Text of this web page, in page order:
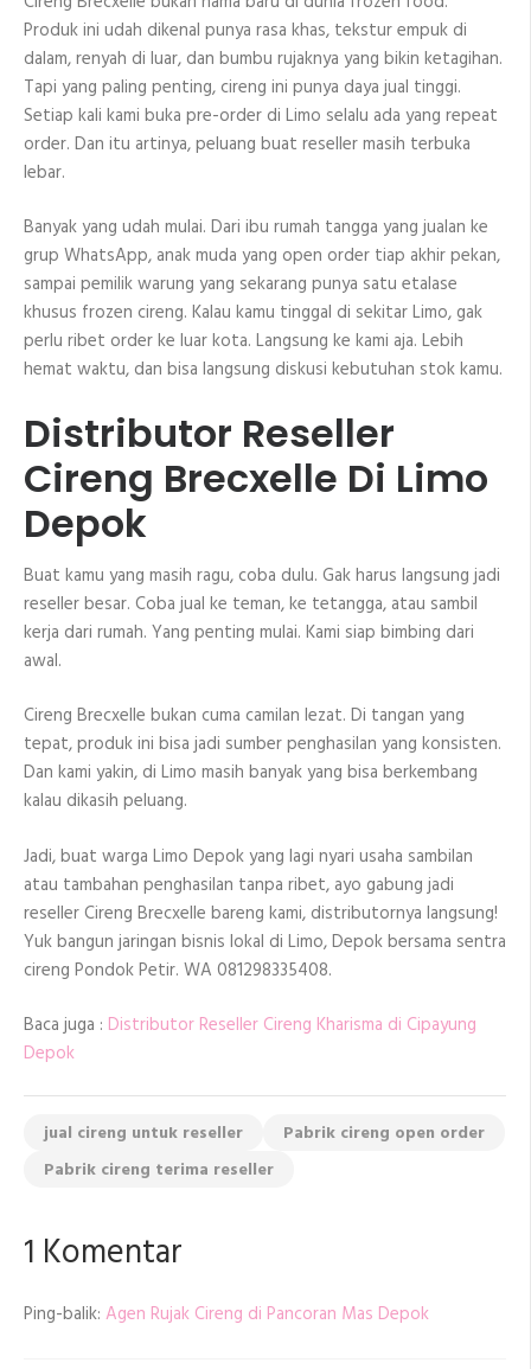
Produk ini udah dikenal punya rasa khas, tekstur empuk di
dalam, renyah di luar, dan bumbu rujaknya yang bikin ketagihan.
Tapi yang paling penting, cireng ini punya daya jual tinggi.
Setiap kali kami buka pre-order di Limo selalu ada yang repeat
order. Dan itu artinya, peluang buat reseller masih terbuka
lebar.
Banyak yang udah mulai. Dari ibu rumah tangga yang jualan ke
grup WhatsApp, anak muda yang open order tiap akhir pekan,
sampai pemilik warung yang sekarang punya satu etalase
khusus frozen cireng. Kalau kamu tinggal di sekitar Limo, gak
perlu ribet order ke luar kota. Langsung ke kami aja. Lebih
hemat waktu, dan bisa langsung diskusi kebutuhan stok kamu.
Distributor Reseller
Cireng Brecxelle Di Limo
Depok
Buat kamu yang masih ragu, coba dulu. Gak harus langsung jadi
reseller besar. Coba jual ke teman, ke tetangga, atau sambil
kerja dari rumah. Yang penting mulai. Kami siap bimbing dari
awal.
Cireng Brecxelle bukan cuma camilan lezat. Di tangan yang
tepat, produk ini bisa jadi sumber penghasilan yang konsisten.
Dan kami yakin, di Limo masih banyak yang bisa berkembang
kalau dikasih peluang.
Jadi, buat warga Limo Depok yang lagi nyari usaha sambilan
atau tambahan penghasilan tanpa ribet, ayo gabung jadi
reseller Cireng Brecxelle bareng kami, distributornya langsung!
Yuk bangun jaringan bisnis lokal di Limo, Depok bersama sentra
cireng Pondok Petir. WA 081298335408.
Baca juga : Distributor Reseller Cireng Kharisma di Cipayung
Depok
jual cireng untuk reseller
Pabrik cireng open order
Pabrik cireng terima reseller
1 Komentar
Ping-balik: Agen Rujak Cireng di Pancoran Mas Depok